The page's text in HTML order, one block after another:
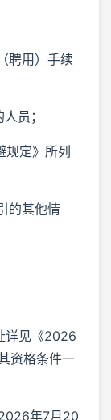
聘用）手续
员；
规定》所列
的其他情
详见《2026
资格条件一
年7月20